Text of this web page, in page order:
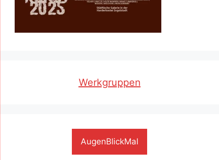
Werkgruppen
AugenBlickMal